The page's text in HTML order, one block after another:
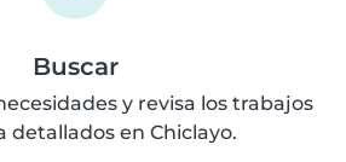
Buscar
y revisa los trabajos
detallados en Chiclayo.